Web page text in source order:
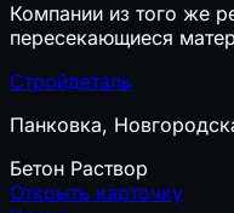
Компании из того же
пересекающиеся
Стройдеталь
Панковка,
Бетон Раствор
Открыть карточку